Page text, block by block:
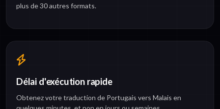
plus de 30 autres formats.
Délai d'exécution rapide
Obtenez votre traduction de Portugais vers Malais en